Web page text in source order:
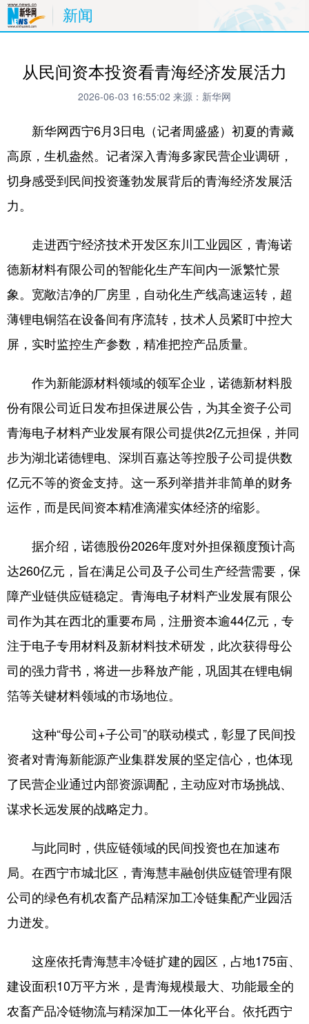
新闻
从民间资本投资看青海经济发展活力
2026-06-03 16:55:02 来源：新华网
新华网西宁6月3日电（记者周盛盛）初夏的青藏
高原，生机盎然。记者深入青海多家民营企业调研，
切身感受到民间投资蓬勃发展背后的青海经济发展活
力。
走进西宁经济技术开发区东川工业园区，青海诺
德新材料有限公司的智能化生产车间内一派繁忙景
象。宽敞洁净的厂房里，自动化生产线高速运转，超
薄锂电铜箔在设备间有序流转，技术人员紧盯中控大
屏，实时监控生产参数，精准把控产品质量。
作为新能源材料领域的领军企业，诺德新材料股
份有限公司近日发布担保进展公告，为其全资子公司
青海电子材料产业发展有限公司提供2亿元担保，并同
步为湖北诺德锂电、深圳百嘉达等控股子公司提供数
亿元不等的资金支持。这一系列举措并非简单的财务
运作，而是民间资本精准滴灌实体经济的缩影。
据介绍，诺德股份2026年度对外担保额度预计高
达260亿元，旨在满足公司及子公司生产经营需要，保
障产业链供应链稳定。青海电子材料产业发展有限公
司作为其在西北的重要布局，注册资本逾44亿元，专
注于电子专用材料及新材料技术研发，此次获得母公
司的强力背书，将进一步释放产能，巩固其在锂电铜
箔等关键材料领域的市场地位。
这种“母公司+子公司”的联动模式，彰显了民间投
资者对青海新能源产业集群发展的坚定信心，也体现
了民营企业通过内部资源调配，主动应对市场挑战、
谋求长远发展的战略定力。
与此同时，供应链领域的民间投资也在加速布
局。在西宁市城北区，青海慧丰融创供应链管理有限
公司的绿色有机农畜产品精深加工冷链集配产业园活
力迸发。
这座依托青海慧丰冷链扩建的园区，占地175亩、
建设面积10万平方米，是青海规模最大、功能最全的
农畜产品冷链物流与精深加工一体化平台。依托西宁